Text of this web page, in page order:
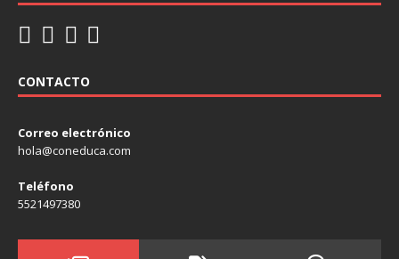
CONTACTO
Correo electrónico
hola@coneduca.com
Teléfono
5521497380